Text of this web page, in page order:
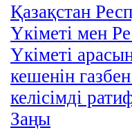
Қазақстан
Үкіметі мен
Үкіметі
кешенін
келісімді
Заңы